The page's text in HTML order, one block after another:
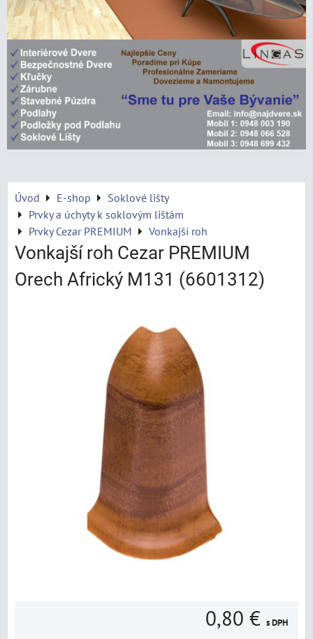
Úvod E-shop
Soklové lišty
Prvky a úchyty k soklovým lištám
Prvky Cezar PREMIUM
Vonkajší roh
Vonkajší roh Cezar PREMIUM
Orech Africký M131 (6601312)
0,80 € s DPH